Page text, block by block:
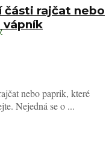
části rajčat nebo
nebo paprik, které
Nejedná se o ...